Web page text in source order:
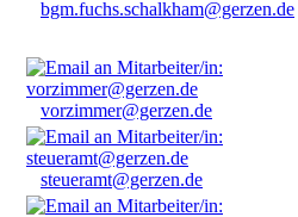
bgm.fuchs.schalkham@gerzen.de
vorzimmer@gerzen.de
steueramt@gerzen.de